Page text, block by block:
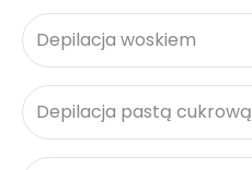
Depilacja woskiem
Depilacja pastą cukrową